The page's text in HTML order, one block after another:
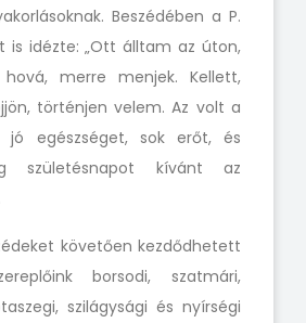
Beszédében a P.
is idézte: „Ott álltam az úton,
merre menjek. Kellett,
történjen velem. Az volt a
jó egészséget, sok erőt, és
születésnapot kívánt az
követően kezdődhetett
borsodi, szatmári,
szilágysági és nyírségi